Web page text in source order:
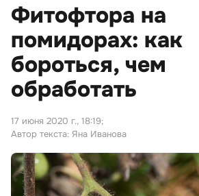
Фитофтора на
помидорах: как
бороться, чем
обработать
17 июня 2020 г., 18:19;
Автор текста: Яна Иванова